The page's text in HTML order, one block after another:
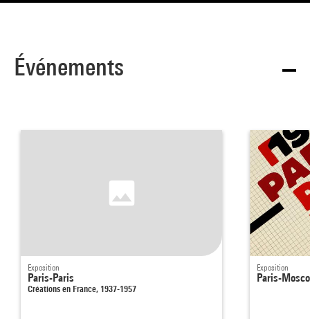
Événements
Exposition
Paris-Paris
Créations en France, 1937-1957
Exposition
Paris-